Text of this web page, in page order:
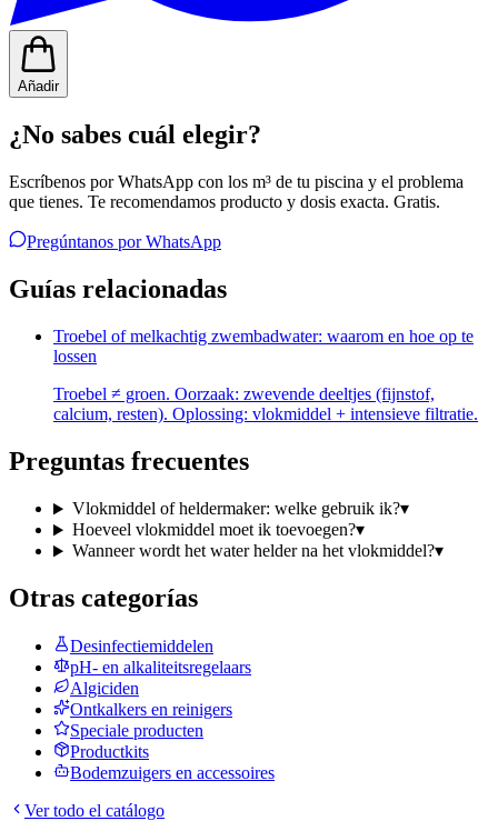
Añadir
¿No sabes cuál elegir?
Escríbenos por WhatsApp con los m³ de tu piscina y el problema
que tienes. Te recomendamos producto y dosis exacta. Gratis.
Pregúntanos por WhatsApp
Guías relacionadas
Troebel of melkachtig zwembadwater: waarom en hoe op te
lossen
Troebel ≠ groen. Oorzaak: zwevende deeltjes (fijnstof,
calcium, resten). Oplossing: vlokmiddel + intensieve filtratie.
Preguntas frecuentes
Vlokmiddel of heldermaker: welke gebruik ik?▾
Hoeveel vlokmiddel moet ik toevoegen?▾
Wanneer wordt het water helder na het vlokmiddel?▾
Otras categorías
Desinfectiemiddelen
pH- en alkaliteitsregelaars
Algiciden
Ontkalkers en reinigers
Speciale producten
Productkits
Bodemzuigers en accessoires
Ver todo el catálogo